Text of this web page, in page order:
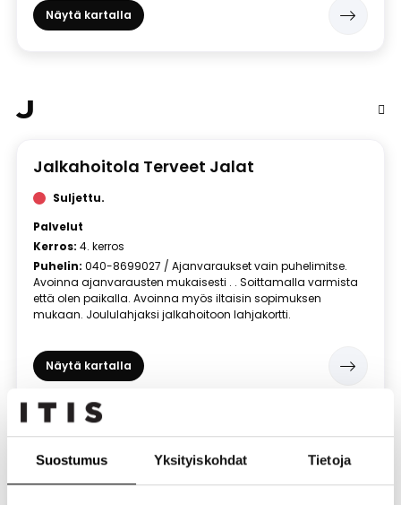
Suostumus Yksityiskohdat Tietoja
Näytä kartalla
J
Jalkahoitola Terveet Jalat
Suljettu.
Palvelut
Kerros: 4. kerros
Puhelin: 040-8699027 / Ajanvaraukset vain puhelimitse.
Avoinna ajanvarausten mukaisesti . . Soittamalla varmista
että olen paikalla. Avoinna myös iltaisin sopimuksen
mukaan. Joululahjaksi jalkahoitoon lahjakortti.
Näytä kartalla